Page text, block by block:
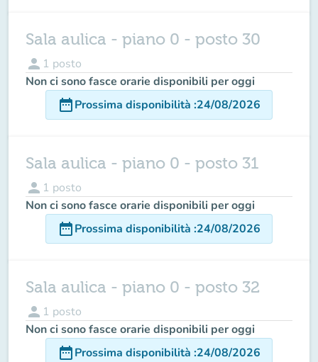
Sala aulica - piano 0 - posto 30
person 1 posto
Non ci sono fasce orarie disponibili per oggi
date_rangeProssima disponibilità :24/08/2026
Sala aulica - piano 0 - posto 31
person 1 posto
Non ci sono fasce orarie disponibili per oggi
date_rangeProssima disponibilità :24/08/2026
Sala aulica - piano 0 - posto 32
person 1 posto
Non ci sono fasce orarie disponibili per oggi
date_rangeProssima disponibilità :24/08/2026